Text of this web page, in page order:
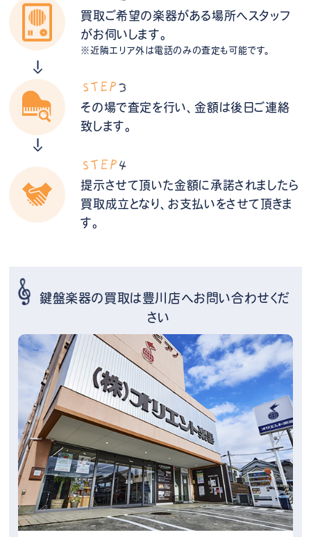
買取ご希望の楽器がある場所へスタッフ
がお伺いします。
※近隣エリア外は電話のみの査定も可能です。
その場で査定を行い、金額は後日ご連絡
致します。
提示させて頂いた金額に承諾されましたら
買取成立となり、お支払いをさせて頂きま
す。
鍵盤楽器の買取は豊川店へお問い合わせくだ
さい